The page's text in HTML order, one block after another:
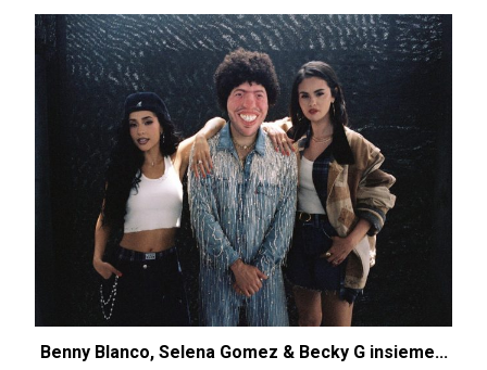
Benny Blanco, Selena Gomez & Becky G insieme...